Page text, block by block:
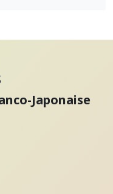
Japonaise